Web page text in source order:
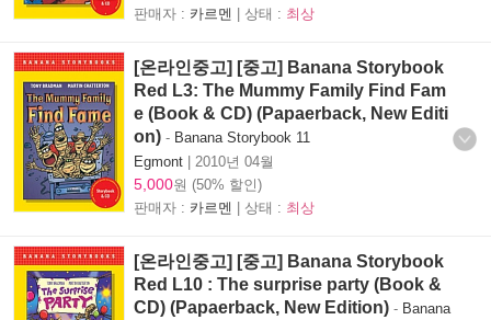
판매자 : 카르멘 | 상태 : 최상
[온라인중고] [중고] Banana Storybook
Red L3: The Mummy Family Find Fam
e (Book & CD) (Papaerback, New Editi
on) - Banana Storybook 11
Egmont | 2010년 04월
5,000원 (50% 할인)
판매자 : 카르멘 | 상태 : 최상
[온라인중고] [중고] Banana Storybook
Red L10 : The surprise party (Book &
CD) (Papaerback, New Edition) - Banana